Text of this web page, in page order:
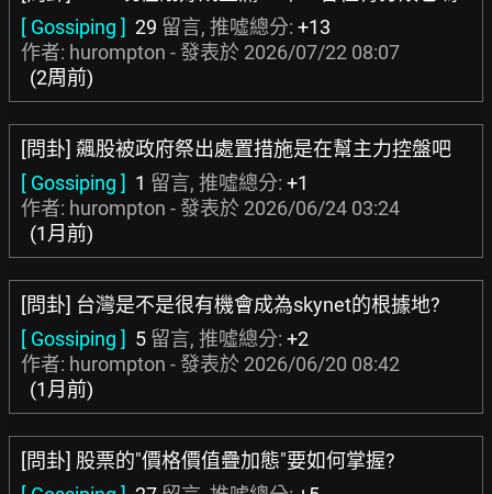
[ Gossiping ] 29 留言, 推噓總分: +13
作者: hurompton - 發表於 2026/07/22 08:07
(2周前)
[問卦] 飆股被政府祭出處置措施是在幫主力控盤吧
[ Gossiping ] 1 留言, 推噓總分: +1
作者: hurompton - 發表於 2026/06/24 03:24
(1月前)
[問卦] 台灣是不是很有機會成為skynet的根據地?
[ Gossiping ] 5 留言, 推噓總分: +2
作者: hurompton - 發表於 2026/06/20 08:42
(1月前)
[問卦] 股票的"價格價值疊加態"要如何掌握?